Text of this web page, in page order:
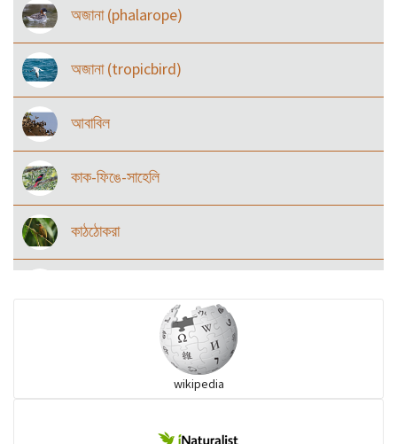
অজানা (phalarope)
অজানা (tropicbird)
আবাবিল
কাক-ফিঙে-সাহেলি
কাঠঠোকরা
কাস্তেচরা - চামচঠুটি
wikipedia